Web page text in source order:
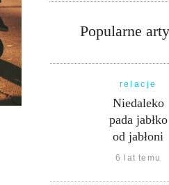
Popularne
relacje
Niedaleko
pada jabłko
od jabłoni
6 lat temu